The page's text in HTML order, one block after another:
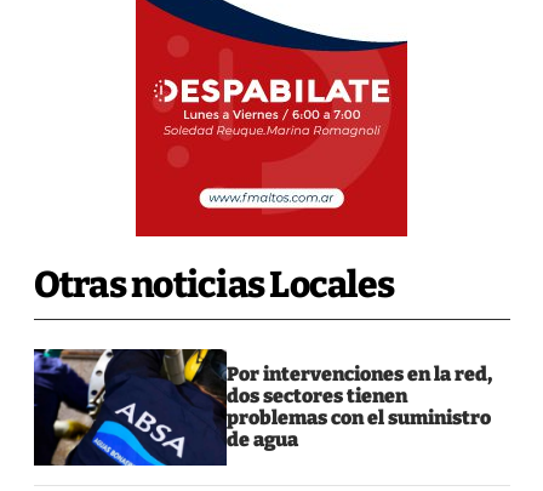
Otras noticias Locales
Por intervenciones en la red,
dos sectores tienen
problemas con el suministro
de agua